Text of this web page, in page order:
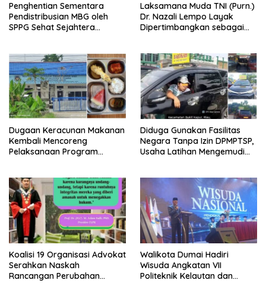
Penghentian Sementara
Pendistribusian MBG oleh
SPPG Sehat Sejahtera
Laksamana Muda TNI (Purn.)
Dr. Nazali Lempo Layak
Dipertimbangkan sebagai
Berkompromi terhadap
Penegakan Hukum
Dugaan Keracunan Makanan
Kembali Mencoreng
Pelaksanaan Program
Bersama Kota Dumai
Diduga Gunakan Fasilitas
Negara Tanpa Izin DPMPTSP,
Usaha Latihan Mengemudi
Koalisi 19 Organisasi Advokat
Serahkan Naskah
Rancangan Perubahan
Walikota Dumai Hadiri
Wisuda Angkatan VII
Politeknik Kelautan dan